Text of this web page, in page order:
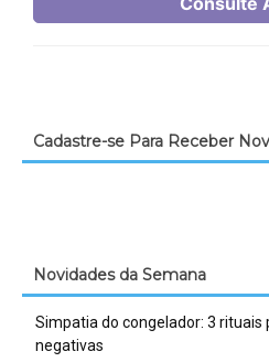
Cadastre-se Para Receber
Novidades da Semana
Simpatia do congelador: 3
negativas